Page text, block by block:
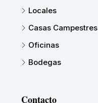
Locales
Casas Campestres
Oficinas
Bodegas
Contacto